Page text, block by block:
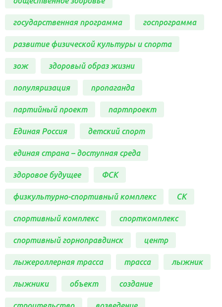
государственная программа госпрограмма
развитие физической культуры и спорта
зож здоровый образ жизни
популяризация пропаганда
партийный проект партпроект
Единая Россия детский спорт
единая страна – доступная среда
здоровое будущее ФСК
физкультурно-спортивный комплекс СК
спортивный комплекс спорткомплекс
спортивный горноправдинск центр
лыжероллерная трасса трасса лыжник
лыжники объект создание